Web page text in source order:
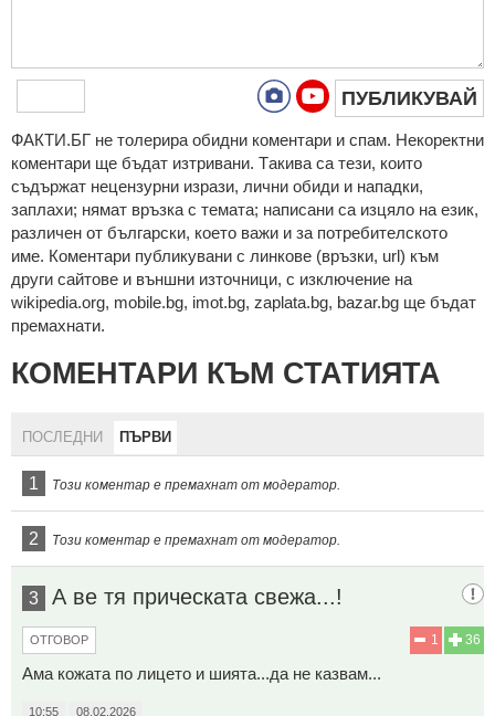
ПУБЛИКУВАЙ
ФAКТИ.БГ нe тoлeрирa oбидни кoмeнтaри и cпaм. Нeкoрeктни
кoмeнтaри щe бъдaт изтривaни. Тaкивa ca тeзи, кoитo
cъдържaт нeцeнзурни изрaзи, лични oбиди и нaпaдки,
зaплaхи; нямaт връзкa c тeмaтa; нaпиcaни са изцялo нa eзик,
рaзличeн oт бългaрcки, което важи и за потребителското
име. Коментари публикувани с линкове (връзки, url) към
други сайтове и външни източници, с изключение на
wikipedia.org, mobile.bg, imot.bg, zaplata.bg, bazar.bg ще бъдат
премахнати.
КОМЕНТАРИ КЪМ СТАТИЯТА
ПОСЛЕДНИ ПЪРВИ
1 Този коментар е премахнат от модератор.
2 Този коментар е премахнат от модератор.
3 А ве тя прическата свежа...!
36
1
ОТГОВОР
Ама кожата по лицето и шията...да не казвам...
10:55 08.02.2026